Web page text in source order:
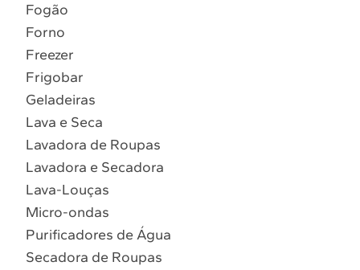
Localizar assistência técnica
9º Lava Seca
Fogão
Forno
Freezer
Frigobar
Geladeiras
Lava e Seca
Lavadora de Roupas
Lavadora e Secadora
Lava-Louças
Micro-ondas
Purificadores de Água
Secadora de Roupas